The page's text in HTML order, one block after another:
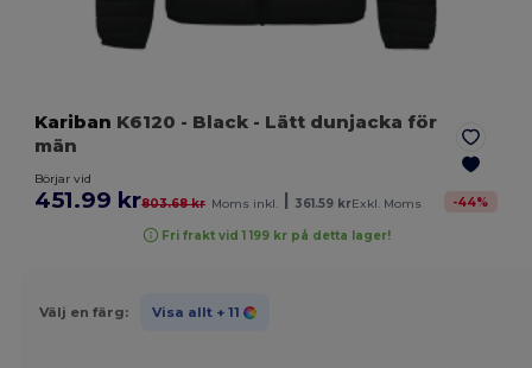
Kariban K6120 - Black - Lätt dunjacka för
män
Börjar vid
451.99 kr803.68 kr Moms inkl. 361.59 krExkl. Moms -44%
Fri frakt vid 1 199 kr på detta lager!
Välj en färg: Visa allt + 11